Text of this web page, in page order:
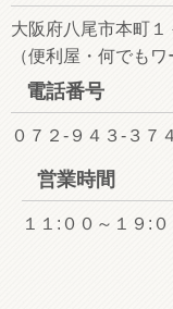
大阪府八尾市本町１
（便利屋・何でもワ
電話番号
０７２-９４３-３７
営業時間
１１:００～１９:０